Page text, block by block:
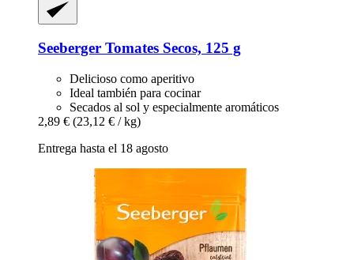
Seeberger Tomates Secos, 125 g
Delicioso como aperitivo
Ideal también para cocinar
Secados al sol y especialmente aromáticos
2,89 € (23,12 € / kg)
Entrega hasta el 18 agosto